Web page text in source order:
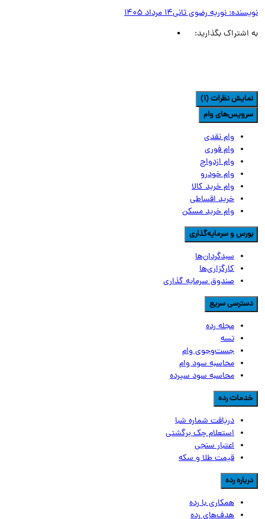
نوریه رضوی ثانی14 مرداد 1405
اشتراک بگذارید:
نظرات (1)
وام
وام نقدی
وام فوری
وام ازدواج
وام خودرو
وام خرید کالا
خرید اقساطی
وام خرید مسکن
و سرمایه‌گذاری
سبدگردان‌ها
کارگزاری‌ها
صندوق سرمایه گذاری
سریع
مجله رده
تسه
جست‌وجوی وام
محاسبه سود وام
محاسبه سود سپرده
رده
دریافت شماره شبا
استعلام چک برگشتی
اعتبار سنجی
قیمت طلا و سکه
رده
همکاری با رده
هدف‌های رده